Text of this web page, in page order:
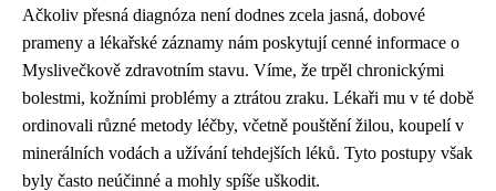
Ačkoliv přesná diagnóza není dodnes zcela jasná, dobové
prameny a lékařské záznamy nám poskytují cenné informace o
Myslivečkově zdravotním stavu. Víme, že trpěl chronickými
bolestmi, kožními problémy a ztrátou zraku. Lékaři mu v té době
ordinovali různé metody léčby, včetně pouštění žilou, koupelí v
minerálních vodách a užívání tehdejších léků. Tyto postupy však
byly často neúčinné a mohly spíše uškodit.